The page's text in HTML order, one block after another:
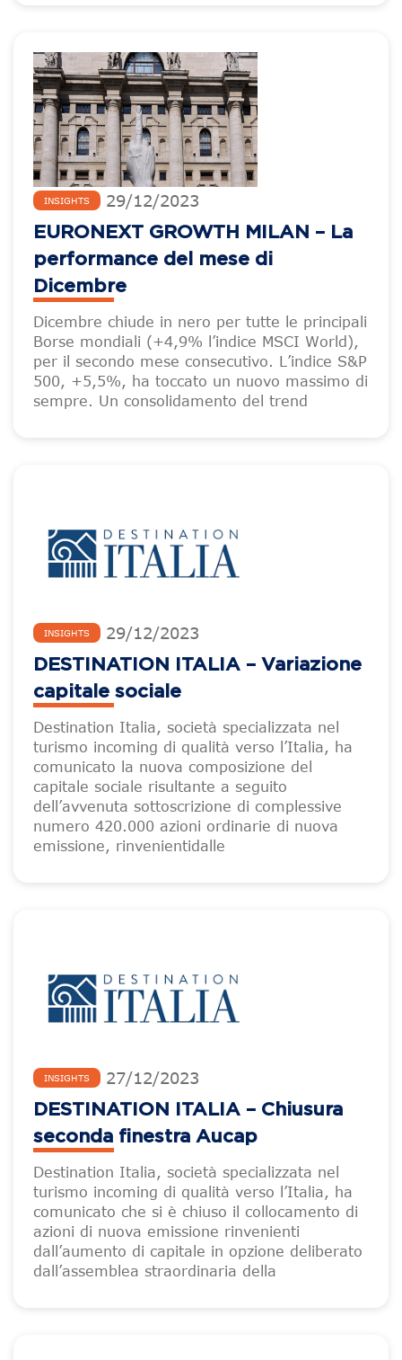
INSIGHTS 29/12/2023
EURONEXT GROWTH MILAN – La
performance del mese di
Dicembre
Dicembre chiude in nero per tutte le principali
Borse mondiali (+4,9% l’indice MSCI World),
per il secondo mese consecutivo. L’indice S&P
500, +5,5%, ha toccato un nuovo massimo di
sempre. Un consolidamento del trend
INSIGHTS 29/12/2023
DESTINATION ITALIA – Variazione
capitale sociale
Destination Italia, società specializzata nel
turismo incoming di qualità verso l’Italia, ha
comunicato la nuova composizione del
capitale sociale risultante a seguito
dell’avvenuta sottoscrizione di complessive
numero 420.000 azioni ordinarie di nuova
emissione, rinvenientidalle
INSIGHTS 27/12/2023
DESTINATION ITALIA – Chiusura
seconda finestra Aucap
Destination Italia, società specializzata nel
turismo incoming di qualità verso l’Italia, ha
comunicato che si è chiuso il collocamento di
azioni di nuova emissione rinvenienti
dall’aumento di capitale in opzione deliberato
dall’assemblea straordinaria della